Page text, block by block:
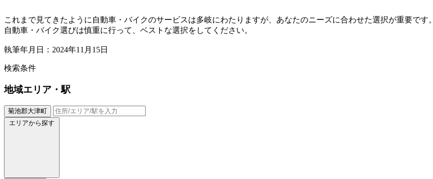
これまで見てきたように自動車・バイクのサービスは多岐にわたりますが、あなたのニーズに合わせた選択が重要です。
自動車・バイク選びは慎重に行って、ベストな選択をしてください。
執筆年月日：2024年11月15日
検索条件
地域エリア・駅
菊池郡大津町
エリアから探す